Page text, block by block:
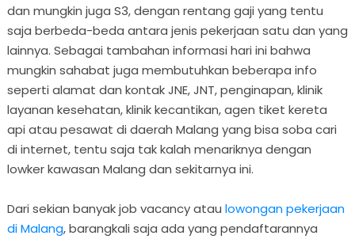
dan mungkin juga S3, dengan rentang gaji yang tentu
saja berbeda-beda antara jenis pekerjaan satu dan yang
lainnya. Sebagai tambahan informasi hari ini bahwa
mungkin sahabat juga membutuhkan beberapa info
seperti alamat dan kontak JNE, JNT, penginapan, klinik
layanan kesehatan, klinik kecantikan, agen tiket kereta
api atau pesawat di daerah Malang yang bisa soba cari
di internet, tentu saja tak kalah menariknya dengan
lowker kawasan Malang dan sekitarnya ini.
Dari sekian banyak job vacancy atau lowongan pekerjaan
di Malang, barangkali saja ada yang pendaftarannya